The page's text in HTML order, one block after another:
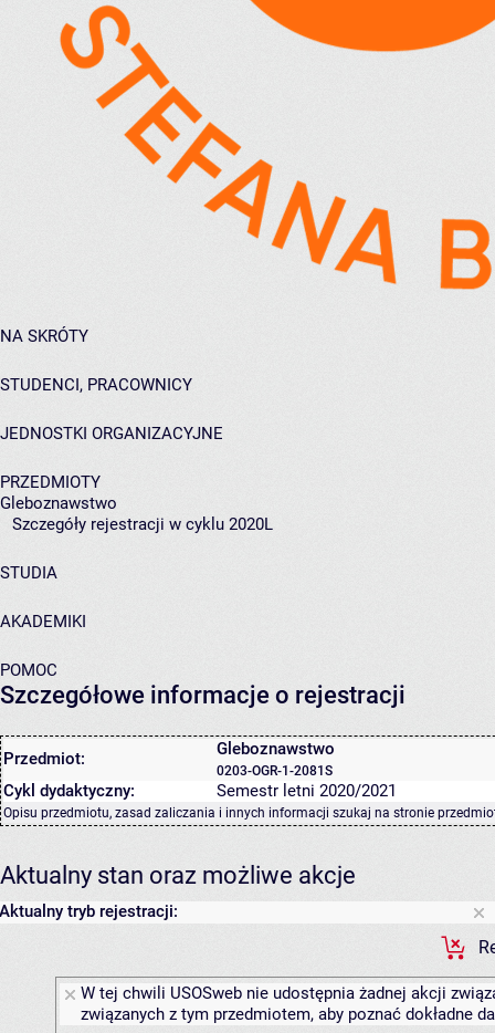
NA SKRÓTY
STUDENCI, PRACOWNICY
JEDNOSTKI ORGANIZACYJNE
PRZEDMIOTY
Gleboznawstwo
Szczegóły rejestracji w cyklu 2020L
STUDIA
AKADEMIKI
POMOC
Szczegółowe informacje o rejestracji
Przedmiot: Gleboznawstwo
0203-OGR-1-2081S
Cykl dydaktyczny: Semestr letni 2020/2021
Opisu przedmiotu, zasad zaliczania i innych informacji szukaj na stronie
Aktualny stan oraz możliwe akcje
Aktualny tryb rejestracji:
W tej chwili USOSweb nie udostępnia żadnej akcji
związanych z tym przedmiotem, aby poznać dokładne